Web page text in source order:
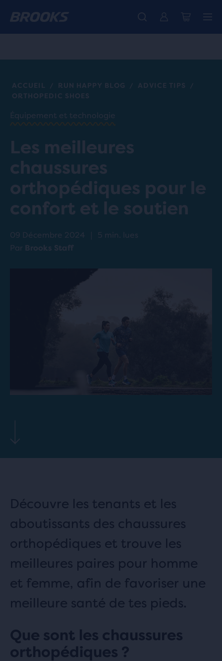
La toute nouvelle Ghost Amp est là - Acheter Femme Homme
Découvre la nouvelle collection Cascadia - Acheter maintenant
Livraison standard gratuite pour les membres. Rejoignez-nous
ACCUEIL / RUN HAPPY BLOG / ADVICE TIPS
/
ORTHOPEDIC SHOES
Équipement et technologie
Les meilleures
chaussures
orthopédiques pour le
confort et le soutien
09 Décembre 2024 |
5 min. lues
Par Brooks Staff
Découvre les tenants et les
aboutissants des chaussures
orthopédiques et trouve les
meilleures paires pour homme
et femme, afin de favoriser une
meilleure santé de tes pieds.
Que sont les chaussures
orthopédiques ?